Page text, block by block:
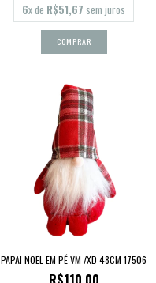
6x de R$51,67 sem juros
PAPAI NOEL EM PÉ VM /XD 48CM 17506